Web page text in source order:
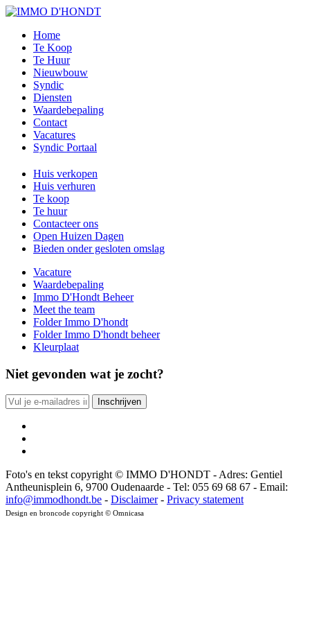
Home
Te Koop
Te Huur
Nieuwbouw
Syndic
Diensten
Waardebepaling
Contact
Vacatures
Syndic Portaal
Huis verkopen
Huis verhuren
Te koop
Te huur
Contacteer ons
Open Huizen Dagen
Bieden onder gesloten omslag
Vacature
Waardebepaling
Immo D'Hondt Beheer
Meet the team
Folder Immo D'hondt
Folder Immo D'hondt beheer
Kleurplaat
Niet gevonden wat je zocht?
Foto's en tekst copyright © IMMO D'HONDT - Adres: Gentiel
Antheunisplein 6, 9700 Oudenaarde - Tel: 055 69 68 67 - Email:
info@immodhondt.be - Disclaimer- Privacy statement
Design en broncode copyright © Omnicasa